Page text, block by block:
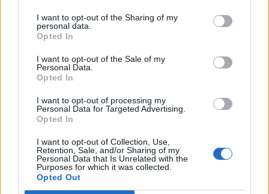
I want to opt-out of the Sharing of my
personal data.
Opted In
I want to opt-out of the Sale of my
Personal Data.
Opted In
I want to opt-out of processing my
Personal Data for Targeted Advertising.
Opted In
I want to opt-out of Collection, Use,
Retention, Sale, and/or Sharing of my
Personal Data that Is Unrelated with the
Purposes for which it was collected.
Opted Out
blijft cruciaal
geschiedenis
de basis bij FC Barcelona
Ouazane met Lionel Messi
Ajax zet grote stap richting volgende ronde na
ruime zege op Vojvodina